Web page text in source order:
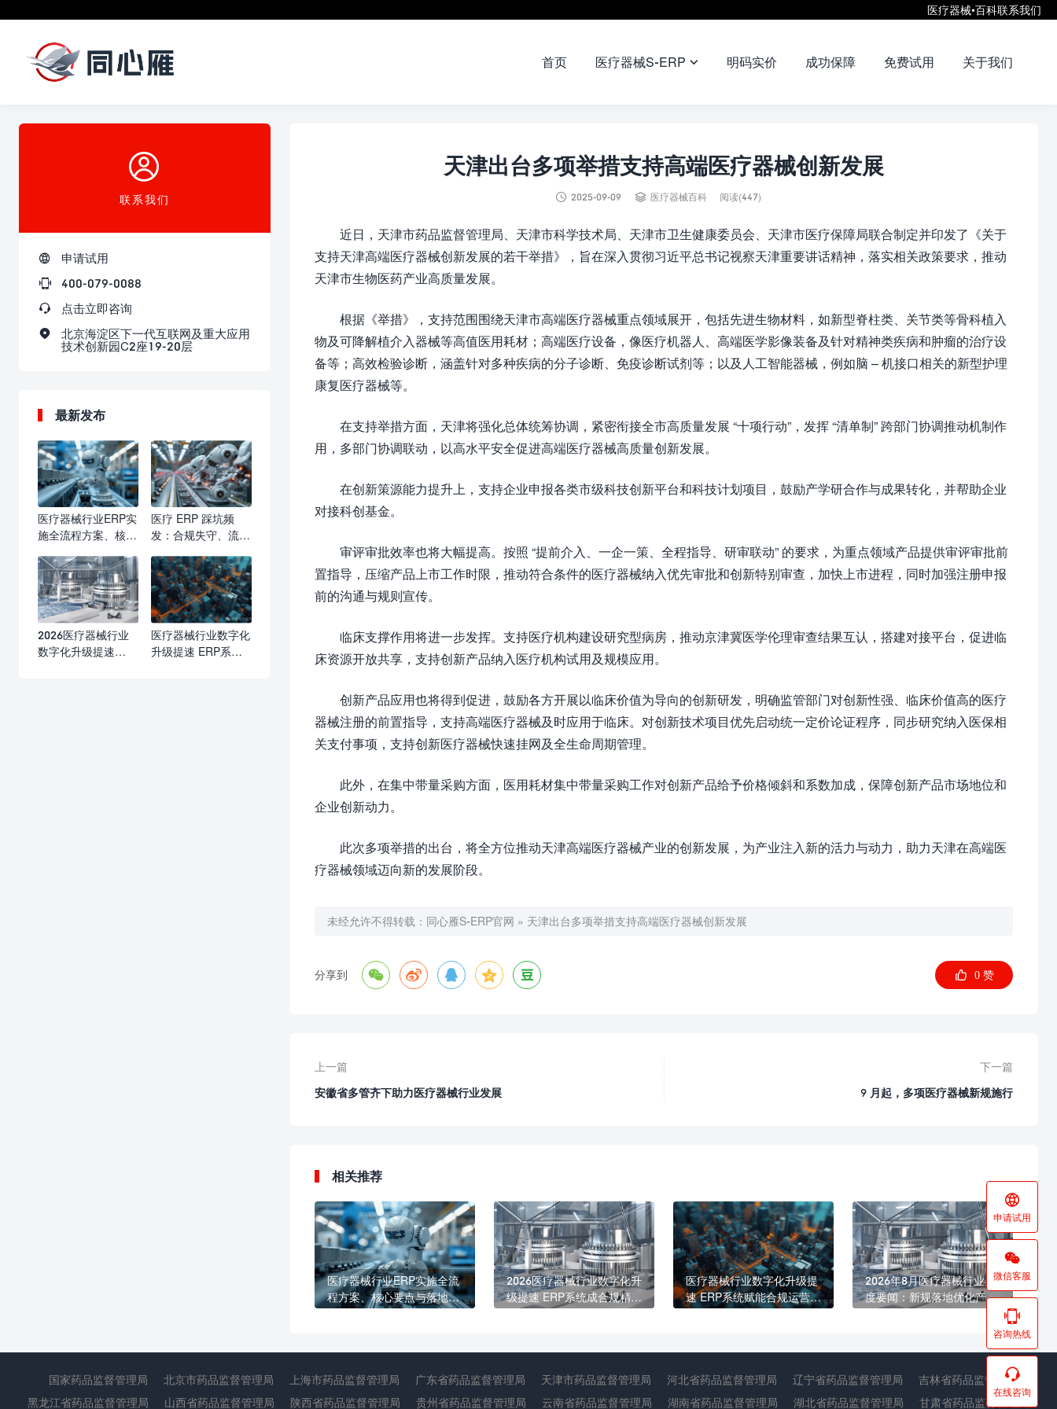
医疗器械•百科联系我们
首页 医疗器械S-ERP  明码实价 成功保障 免费试用 关于我们
天津出台多项举措支持高端医疗器械创新发展​
 2025-09-09  医疗器械百科 阅读(447)
近日，天津市药品监督管理局、天津市科学技术局、天津市卫生健康委员会、天津市医疗保障局联合制定并印发了《关于
支持天津高端医疗器械创新发展的若干举措》，旨在深入贯彻习近平总书记视察天津重要讲话精神，落实相关政策要求，推动
天津市生物医药产业高质量发展。​
根据《举措》，支持范围围绕天津市高端医疗器械重点领域展开，包括先进生物材料，如新型脊柱类、关节类等骨科植入
物及可降解植介入器械等高值医用耗材；高端医疗设备，像医疗机器人、高端医学影像装备及针对精神类疾病和肿瘤的治疗设
备等；高效检验诊断，涵盖针对多种疾病的分子诊断、免疫诊断试剂等；以及人工智能器械，例如脑 – 机接口相关的新型护理
康复医疗器械等。​
在支持举措方面，天津将强化总体统筹协调，紧密衔接全市高质量发展 “十项行动”，发挥 “清单制” 跨部门协调推动机制作
用，多部门协调联动，以高水平安全促进高端医疗器械高质量创新发展。​
在创新策源能力提升上，支持企业申报各类市级科技创新平台和科技计划项目，鼓励产学研合作与成果转化，并帮助企业
对接科创基金。​
审评审批效率也将大幅提高。按照 “提前介入、一企一策、全程指导、研审联动” 的要求，为重点领域产品提供审评审批前
置指导，压缩产品上市工作时限，推动符合条件的医疗器械纳入优先审批和创新特别审查，加快上市进程，同时加强注册申报
前的沟通与规则宣传。​
临床支撑作用将进一步发挥。支持医疗机构建设研究型病房，推动京津冀医学伦理审查结果互认，搭建对接平台，促进临
床资源开放共享，支持创新产品纳入医疗机构试用及规模应用。​
创新产品应用也将得到促进，鼓励各方开展以临床价值为导向的创新研发，明确监管部门对创新性强、临床价值高的医疗
器械注册的前置指导，支持高端医疗器械及时应用于临床。对创新技术项目优先启动统一定价论证程序，同步研究纳入医保相
关支付事项，支持创新医疗器械快速挂网及全生命周期管理。​
此外，在集中带量采购方面，医用耗材集中带量采购工作对创新产品给予价格倾斜和系数加成，保障创新产品市场地位和
企业创新动力。​
此次多项举措的出台，将全方位推动天津高端医疗器械产业的创新发展，为产业注入新的活力与动力，助力天津在高端医
疗器械领域迈向新的发展阶段。​
未经允许不得转载： 同心雁S-ERP官网 » 天津出台多项举措支持高端医疗器械创新发展​
分享到       0 赞
上一篇
安徽省多管齐下助力医疗器械行业发展
下一篇
9 月起，多项医疗器械新规施行
相关推荐
医疗器械行业ERP实施全流
程方案、核心要点与落地价
2026医疗器械行业数字化升
级提速 ERP系统成合规精益
医疗器械行业数字化升级提
速 ERP系统赋能合规运营与
2026年8月医疗器械行业月
度要闻：新规落地优化产业

联系我们

申请试用

400-079-0088

点击立即咨询

北京海淀区下一代互联网及重大应用
技术创新园C2座19-20层
最新发布
医疗器械行业ERP实
施全流程方案、核心
医疗 ERP 踩坑频
发：合规失守、流程
业亟需标准化选型与
实施防线
2026医疗器械行业
数字化升级提速
医疗器械行业数字化
升级提速 ERP系统

申请试用

微信客服

咨询热线

在线咨询
国家药品监督管理局 北京市药品监督管理局 上海市药品监督管理局 广东省药品监督管理局 天津市药品监督管理局 河北省药品监督管理局 辽宁省药品监督管理局
吉林省药品监督管理局
黑龙江省药品监督管理局
山西省药品监督管理局 陕西省药品监督管理局 贵州省药品监督管理局 云南省药品监督管理局 湖南省药品监督管理局 湖北省药品监督管理局 甘肃省药品监督管理局